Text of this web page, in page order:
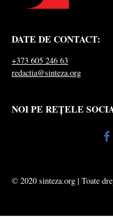
DATE DE CONTACT:
+373 605 246 63
redactia@sinteza.org
NOI PE REȚELE
© 2020 sinteza.org | Toate